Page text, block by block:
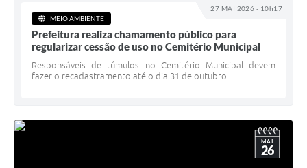
27 MAI 2026 - 10h17
MEIO AMBIENTE
Prefeitura realiza chamamento público para
regularizar cessão de uso no Cemitério Municipal
Responsáveis de túmulos no Cemitério Municipal devem
fazer o recadastramento até o dia 31 de outubro
MAI
26